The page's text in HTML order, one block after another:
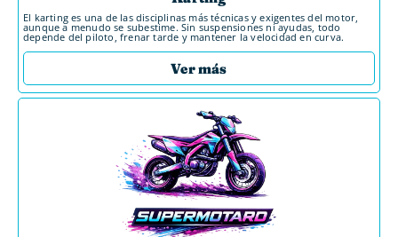
El karting es una de las disciplinas más técnicas y exigentes del motor,
aunque a menudo se subestime. Sin suspensiones ni ayudas, todo
depende del piloto, frenar tarde y mantener la velocidad en curva.
Ver más